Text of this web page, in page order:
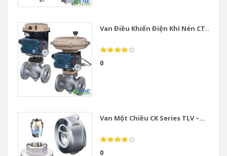
Van Điều Khiển Điện Khí Nén CT...
0
Van Một Chiều CK Series TLV –...
0